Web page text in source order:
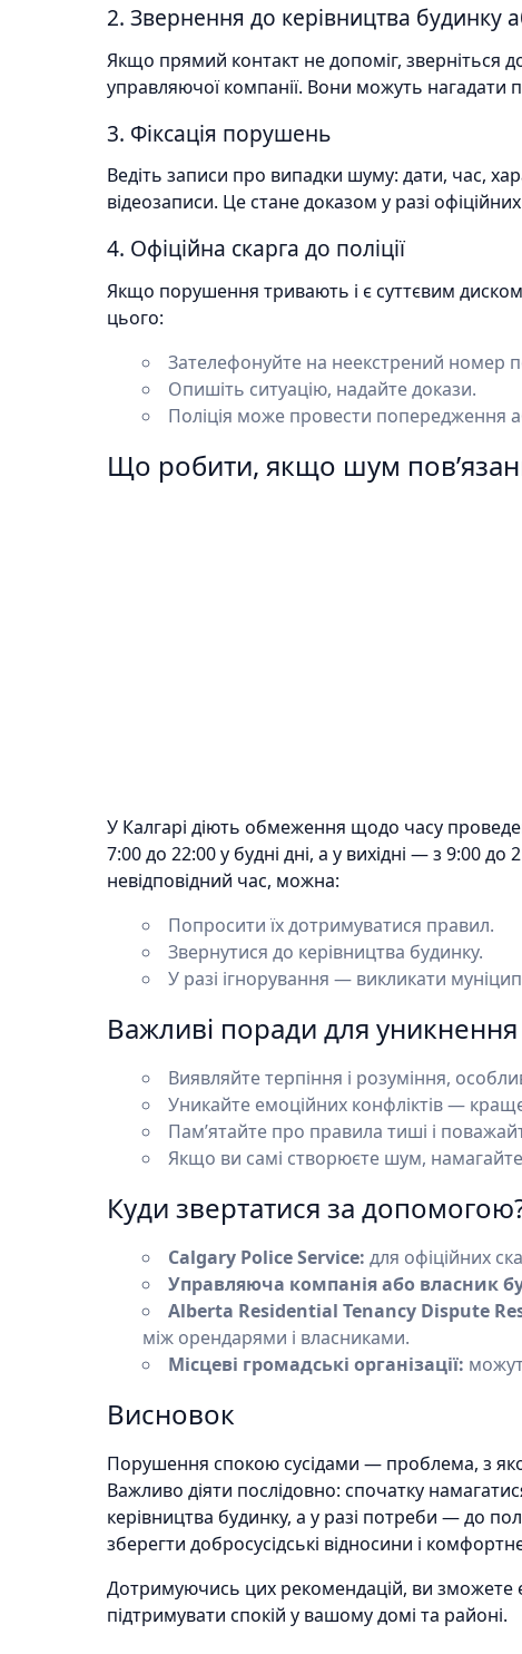
2. Звернення до керівництва будинку
Якщо прямий контакт не допоміг, зверніться
управляючої компанії. Вони можуть нагадати
3. Фіксація порушень
Ведіть записи про випадки шуму: дати, час,
відеозаписи. Це стане доказом у разі офіційних
4. Офіційна скарга до поліції
Якщо порушення тривають і є суттєвим
цього:
Зателефонуйте на неекстрений номер
Опишіть ситуацію, надайте докази.
Поліція може провести попередження
Що робити, якщо шум
У Калгарі діють обмеження щодо часу
7:00 до 22:00 у будні дні, а у вихідні — з 9:00
невідповідний час, можна:
Попросити їх дотримуватися правил.
Звернутися до керівництва будинку.
У разі ігнорування — викликати
Важливі поради для уникнення
Виявляйте терпіння і розуміння,
Уникайте емоційних конфліктів —
Пам’ятайте про правила тиші і
Якщо ви самі створюєте шум,
Куди звертатися за
Calgary Police Service: для офіційних
Управляюча компанія або власник
Alberta Residential Tenancy Dispute
між орендарями і власниками.
Місцеві громадські організації:
Висновок
Порушення спокою сусідами — проблема, з
Важливо діяти послідовно: спочатку
керівництва будинку, а у разі потреби — до
зберегти добросусідські відносини і
Дотримуючись цих рекомендацій, ви зможете
підтримувати спокій у вашому домі та районі.